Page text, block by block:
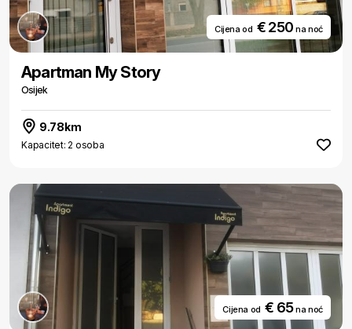
Cijena od € 250na noć
Apartman My Story
Osijek
9.78km
Kapacitet: 2 osoba
Cijena od € 65na noć